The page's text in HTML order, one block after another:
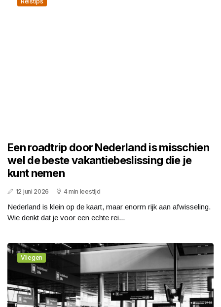
Een roadtrip door Nederland is misschien
wel de beste vakantiebeslissing die je
kunt nemen
12 juni 2026 4 min leestijd
Nederland is klein op de kaart, maar enorm rijk aan afwisseling.
Wie denkt dat je voor een echte rei...
Vliegen